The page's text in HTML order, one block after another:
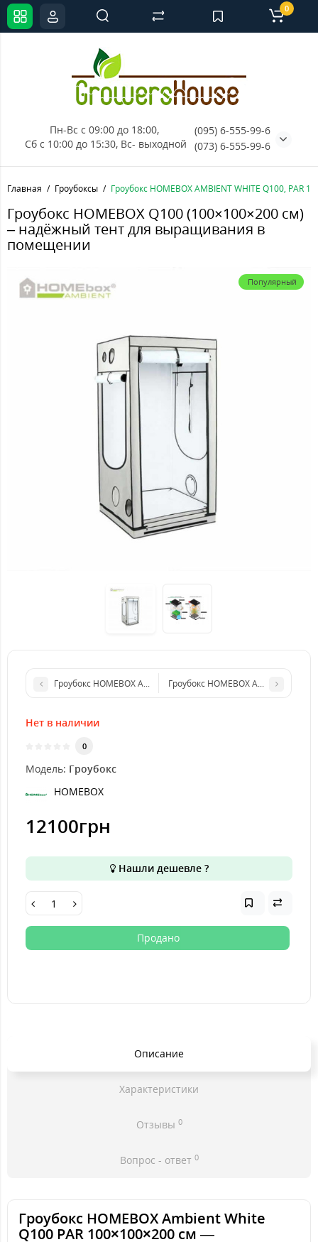
Пн-Вс с 09:00 до 18:00,
Сб с 10:00 до 15:30, Вс- выходной
(095) 6-555-99-6
(073) 6-555-99-6
0
Главная Гроубоксы Гроубокс HOMEBOX AMBIENT WHITE Q100, PAR
Гроубокс HOMEBOX Q100 (100×100×200 см)
– надёжный тент для выращивания в
помещении
Популярный
Гроубокс HOMEBOX AMBIENT WHITE PLUS Q80 80x80 x180cm
Гроубокс HOMEBOX AMBIENT
Нет в наличии
0
Модель: Гроубокс
HOMEBOX
12100грн
Нашли дешевле ?
Продано
Описание
Характеристики
Отзывы 0
Вопрос - ответ 0
Гроубокс HOMEBOX Ambient White
Q100 PAR 100×100×200 см —